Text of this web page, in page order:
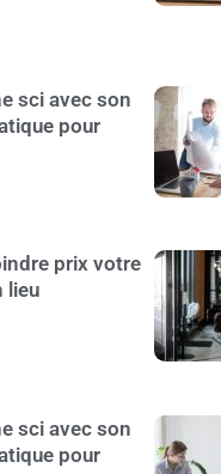
sci avec son
pour
prix votre
lieu
sci avec son
pour